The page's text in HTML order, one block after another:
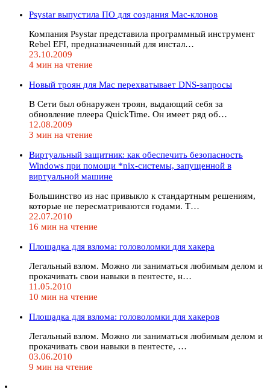
Psystar выпустила ПО для создания Mac-клонов
Компания Psystar представила программный инструмент
Rebel EFI, предназначенный для инстал…
23.10.2009
4 мин на чтение
Новый троян для Mac перехватывает DNS-запросы
В Сети был обнаружен троян, выдающий себя за
обновление плеера QuickTime. Он имеет ряд об…
12.08.2009
3 мин на чтение
Виртуальный защитник: как обеспечить безопасность
Windows при помощи *nix-системы, запущенной в
виртуальной машине
Большинство из нас привыкло к стандартным решениям,
которые не пересматриваются годами. Т…
22.07.2010
16 мин на чтение
Площадка для взлома: головоломки для хакера
Легальный взлом. Можно ли заниматься любимым делом и
прокачивать свои навыки в пентесте, н…
11.05.2010
10 мин на чтение
Площадка для взлома: головоломки для хакеров
Легальный взлом. Можно ли заниматься любимым делом и
прокачивать свои навыки в пентесте, …
03.06.2010
9 мин на чтение